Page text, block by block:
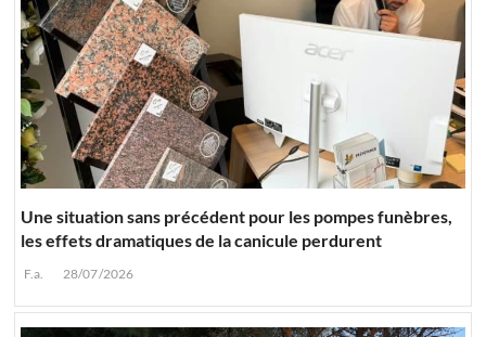
Une situation sans précédent pour les pompes funèbres,
les effets dramatiques de la canicule perdurent
F.a. 28/07/2026